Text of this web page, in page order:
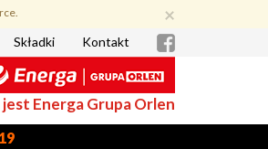
×
Składki Kontakt
Energa Grupa Orlen